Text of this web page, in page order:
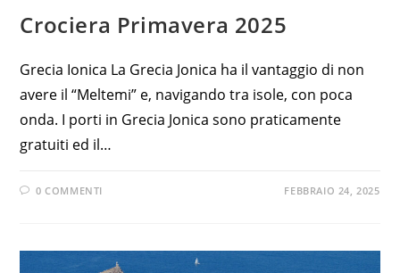
Crociera Primavera 2025
Grecia Ionica La Grecia Jonica ha il vantaggio di non
avere il “Meltemi” e, navigando tra isole, con poca
onda. I porti in Grecia Jonica sono praticamente
gratuiti ed il…
0 COMMENTI FEBBRAIO 24, 2025